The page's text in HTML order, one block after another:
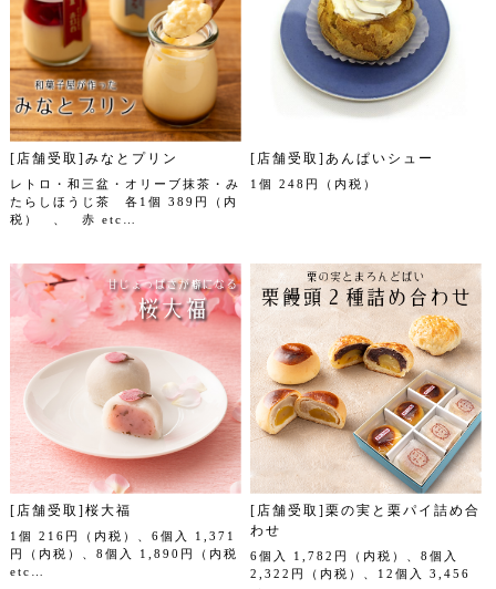
[店舗受取]みなとプリン
レトロ・和三盆・オリーブ抹茶・み
たらしほうじ茶 各1個 389円（内
税） 、 赤 etc…
[店舗受取]あんぱいシュー
1個 248円（内税）
[店舗受取]桜大福
1個 216円（内税）、6個入 1,371
円（内税）、8個入 1,890円（内税
etc…
[店舗受取]栗の実と栗パイ詰め合
わせ
6個入 1,782円（内税）、8個入
2,322円（内税）、12個入 3,456